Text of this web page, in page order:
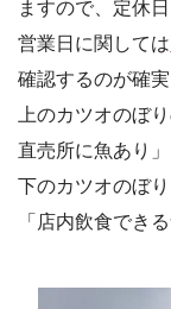
ますので、定休
営業日に関しては
確認するのが確実
上のカツオのぼ
直売所に魚あり」
下のカツオのぼ
「店内飲食でき